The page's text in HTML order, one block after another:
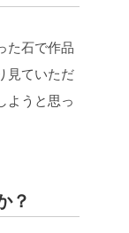
た石で作品
見ていただ
ようと思っ
？